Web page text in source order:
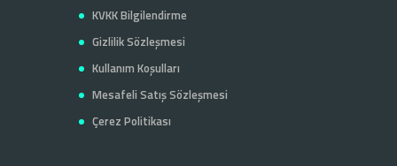
KVKK Bilgilendirme
Gizlilik Sözleşmesi
Kullanım Koşulları
Mesafeli Satış Sözleşmesi
Çerez Politikası